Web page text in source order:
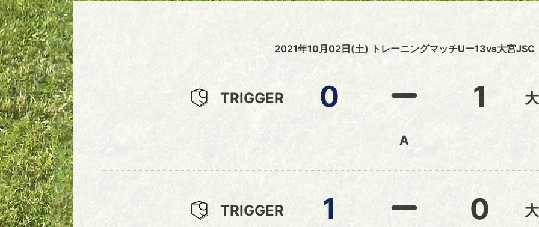
2021年10月02日(土) トレーニングマッチUー13vs大宮JSC
TRIGGER 0 1
A
TRIGGER 1 0